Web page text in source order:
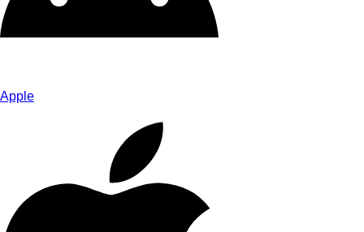
Apple